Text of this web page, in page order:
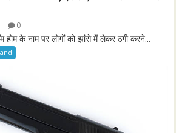
0
के नाम पर लोगों को झांसे में लेकर ठगी करने...